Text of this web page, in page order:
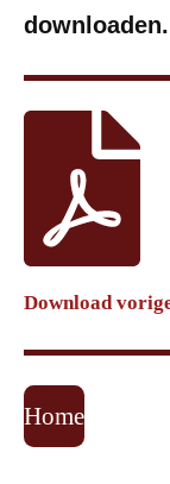
downloaden.
Download
Home